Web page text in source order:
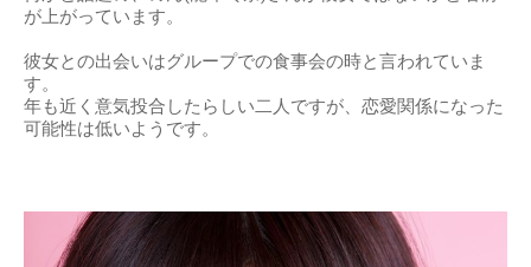
http://livedoor.4.blogimg.jp
噂の相手：のん(能年玲奈)